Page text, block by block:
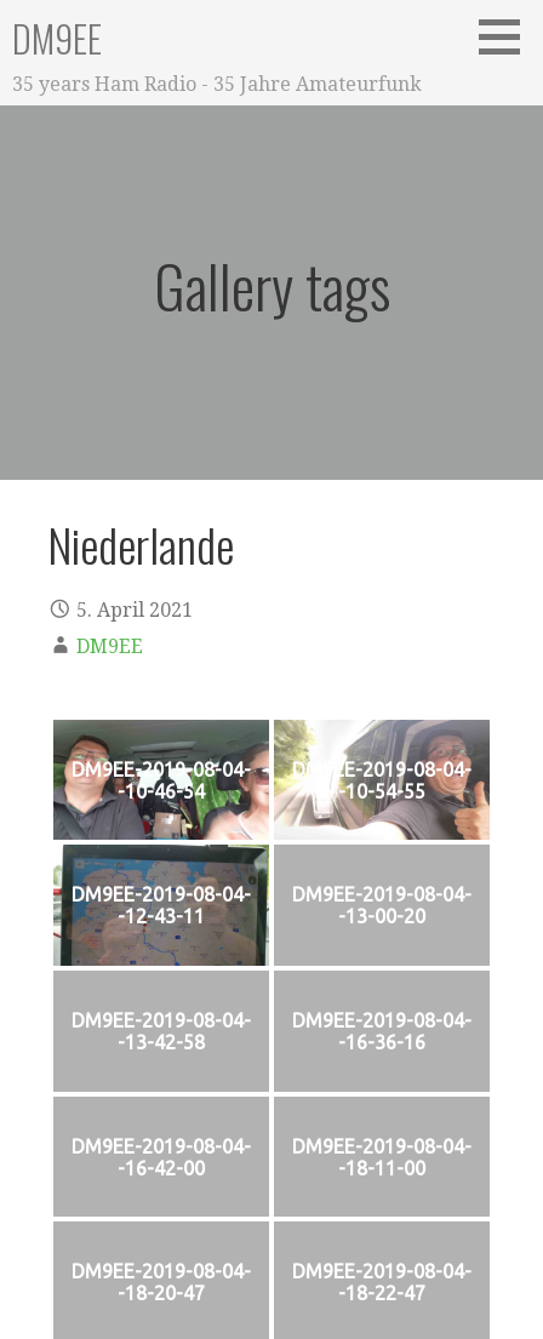
Inhalt
springen
DM9EE
35 years Ham Radio - 35 Jahre Amateurfunk
Gallery tags
Niederlande
5. April 2021
DM9EE
DM9EE-2019-08-04-
-10-46-54
DM9EE-2019-08-04-
-10-54-55
DM9EE-2019-08-04-
-12-43-11
DM9EE-2019-08-04-
-13-00-20
DM9EE-2019-08-04-
-13-42-58
DM9EE-2019-08-04-
-16-36-16
DM9EE-2019-08-04-
-16-42-00
DM9EE-2019-08-04-
-18-11-00
DM9EE-2019-08-04-
-18-20-47
DM9EE-2019-08-04-
-18-22-47